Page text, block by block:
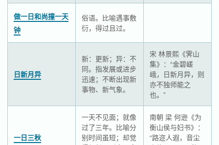
做一日和尚撞一天
钟
俗语。比喻遇事敷
衍，得过且过。
日新月异
新：更新；异：不
同。指发展或进步
迅速；不断出现新
事物、新气象。
宋 林景熙《霁山
集》：“金碧嵯
峨，日新月异，则
亦不独师能之
也。”
一日三秋
一天不见面；就像
过了三年。比喻分
别时间虽短；却觉
南朝 梁 何逊《为
衡山侯与妇书》：
“路迩人遐，音尘